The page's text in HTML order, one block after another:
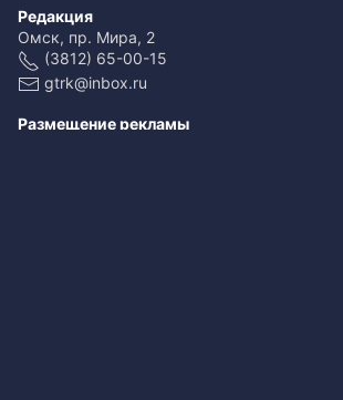
Редакция
Омск, пр. Мира, 2
(3812) 65-00-15
gtrk@inbox.ru
Размещение рекламы